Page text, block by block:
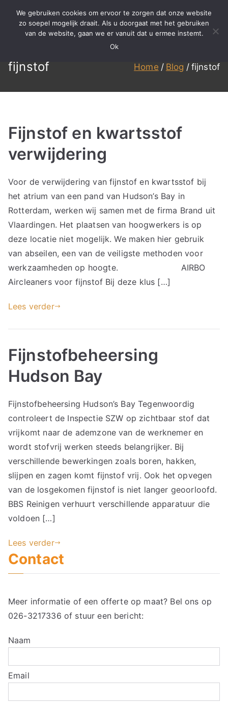
BBS
Reinigen
Meer dan 15 jaar ervaring in
specialistisch reinigen,
fijnstof Home Blog fijnstof
Fijnstof en kwartsstof
verwijdering
Voor de verwijdering van fijnstof en kwartsstof bij
het atrium van een pand van Hudson’s Bay in
Rotterdam, werken wij samen met de firma Brand uit
Vlaardingen. Het plaatsen van hoogwerkers is op
deze locatie niet mogelijk. We maken hier gebruik
van abseilen, een van de veiligste methoden voor
werkzaamheden op hoogte. AIRBO
Aircleaners voor fijnstof Bij deze klus […]
Lees verder
Fijnstofbeheersing
Hudson Bay
Fijnstofbeheersing Hudson’s Bay Tegenwoordig
controleert de Inspectie SZW op zichtbaar stof dat
vrijkomt naar de ademzone van de werknemer en
wordt stofvrij werken steeds belangrijker. Bij
verschillende bewerkingen zoals boren, hakken,
slijpen en zagen komt fijnstof vrij. Ook het opvegen
van de losgekomen fijnstof is niet langer geoorloofd.
BBS Reinigen verhuurt verschillende apparatuur die
voldoen […]
Lees verder
Contact
Meer informatie of een offerte op maat? Bel ons op
026-3217336 of stuur een bericht:
Naam
Email
We gebruiken cookies om ervoor te zorgen dat onze website
zo soepel mogelijk draait. Als u doorgaat met het gebruiken
van de website, gaan we er vanuit dat u ermee instemt.
Ok